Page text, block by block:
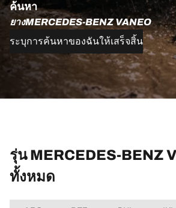
ค้นหา
ยางMERCEDES-BENZ VANEO
ระบุการค้นหาของฉันให้เสร็จสิ้น
รุ่น MERCEDES-BENZ
ทั้งหมด